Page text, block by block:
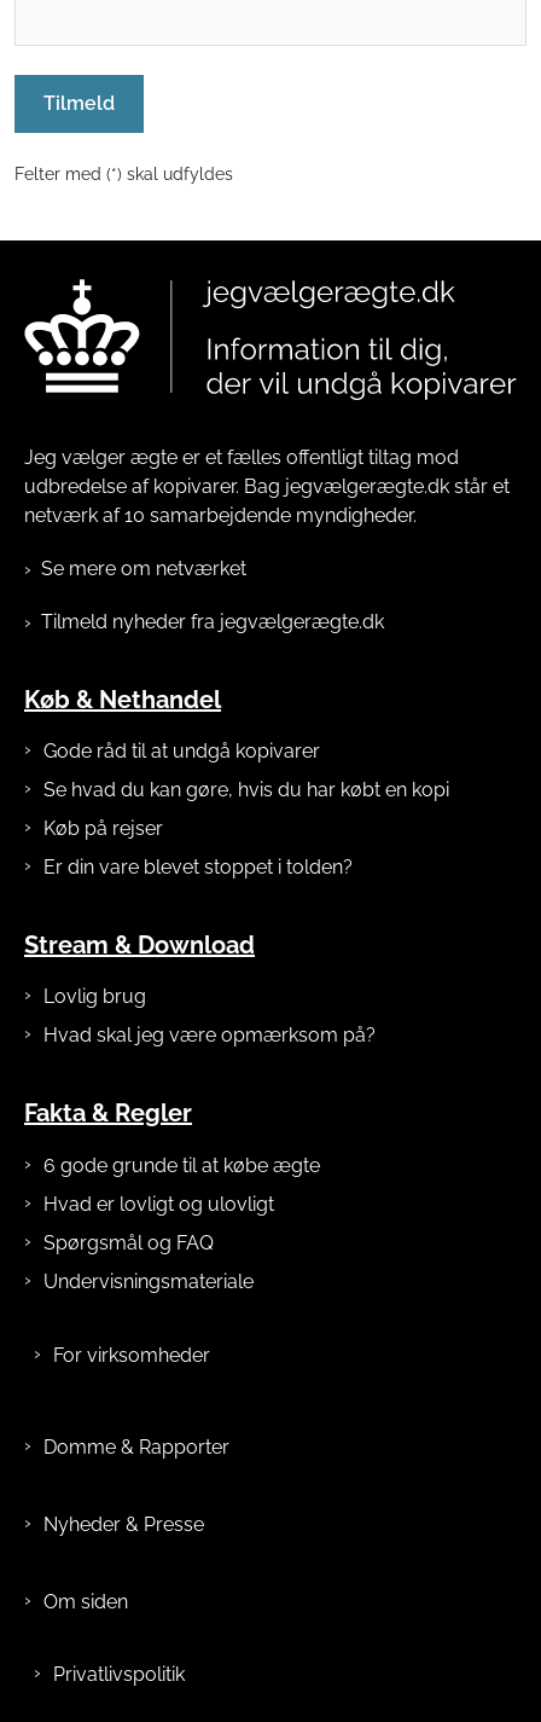
Tilmeld
Felter med (*) skal udfyldes
Jeg vælger ægte er et fælles offentligt tiltag mod
udbredelse af kopivarer. Bag jegvælgerægte.dk står et
netværk af 10 samarbejdende myndigheder.
Se mere om netværket
Tilmeld nyheder fra jegvælgerægte.dk
Køb & Nethandel
Gode råd til at undgå kopivarer
Se hvad du kan gøre, hvis du har købt en kopi
Køb på rejser
Er din vare blevet stoppet i tolden?
Stream & Download
Lovlig brug
Hvad skal jeg være opmærksom på?
Fakta & Regler
6 gode grunde til at købe ægte
Hvad er lovligt og ulovligt
Spørgsmål og FAQ
Undervisningsmateriale
For virksomheder
Domme & Rapporter
Nyheder & Presse
Om siden
Privatlivspolitik